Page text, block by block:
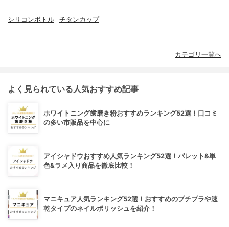
シリコンボトル チタンカップ
カテゴリ一覧へ
よく見られている人気おすすめ記事
ホワイトニング歯磨き粉おすすめランキング52選！口コミ
の多い市販品を中心に
アイシャドウおすすめ人気ランキング52選！パレット&単
色&ラメ入り商品を徹底比較！
マニキュア人気ランキング52選！おすすめのプチプラや速
乾タイプのネイルポリッシュを紹介！